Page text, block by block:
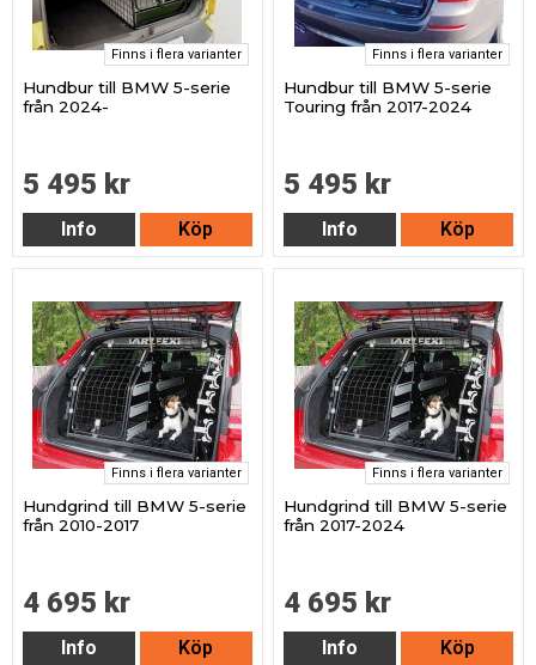
Finns i flera varianter
Hundbur till BMW 5-serie
från 2024-
5 495 kr
Info Köp
Finns i flera varianter
Hundbur till BMW 5-serie
Touring från 2017-2024
5 495 kr
Info Köp
Finns i flera varianter
Hundgrind till BMW 5-serie
från 2010-2017
4 695 kr
Info Köp
Finns i flera varianter
Hundgrind till BMW 5-serie
från 2017-2024
4 695 kr
Info Köp